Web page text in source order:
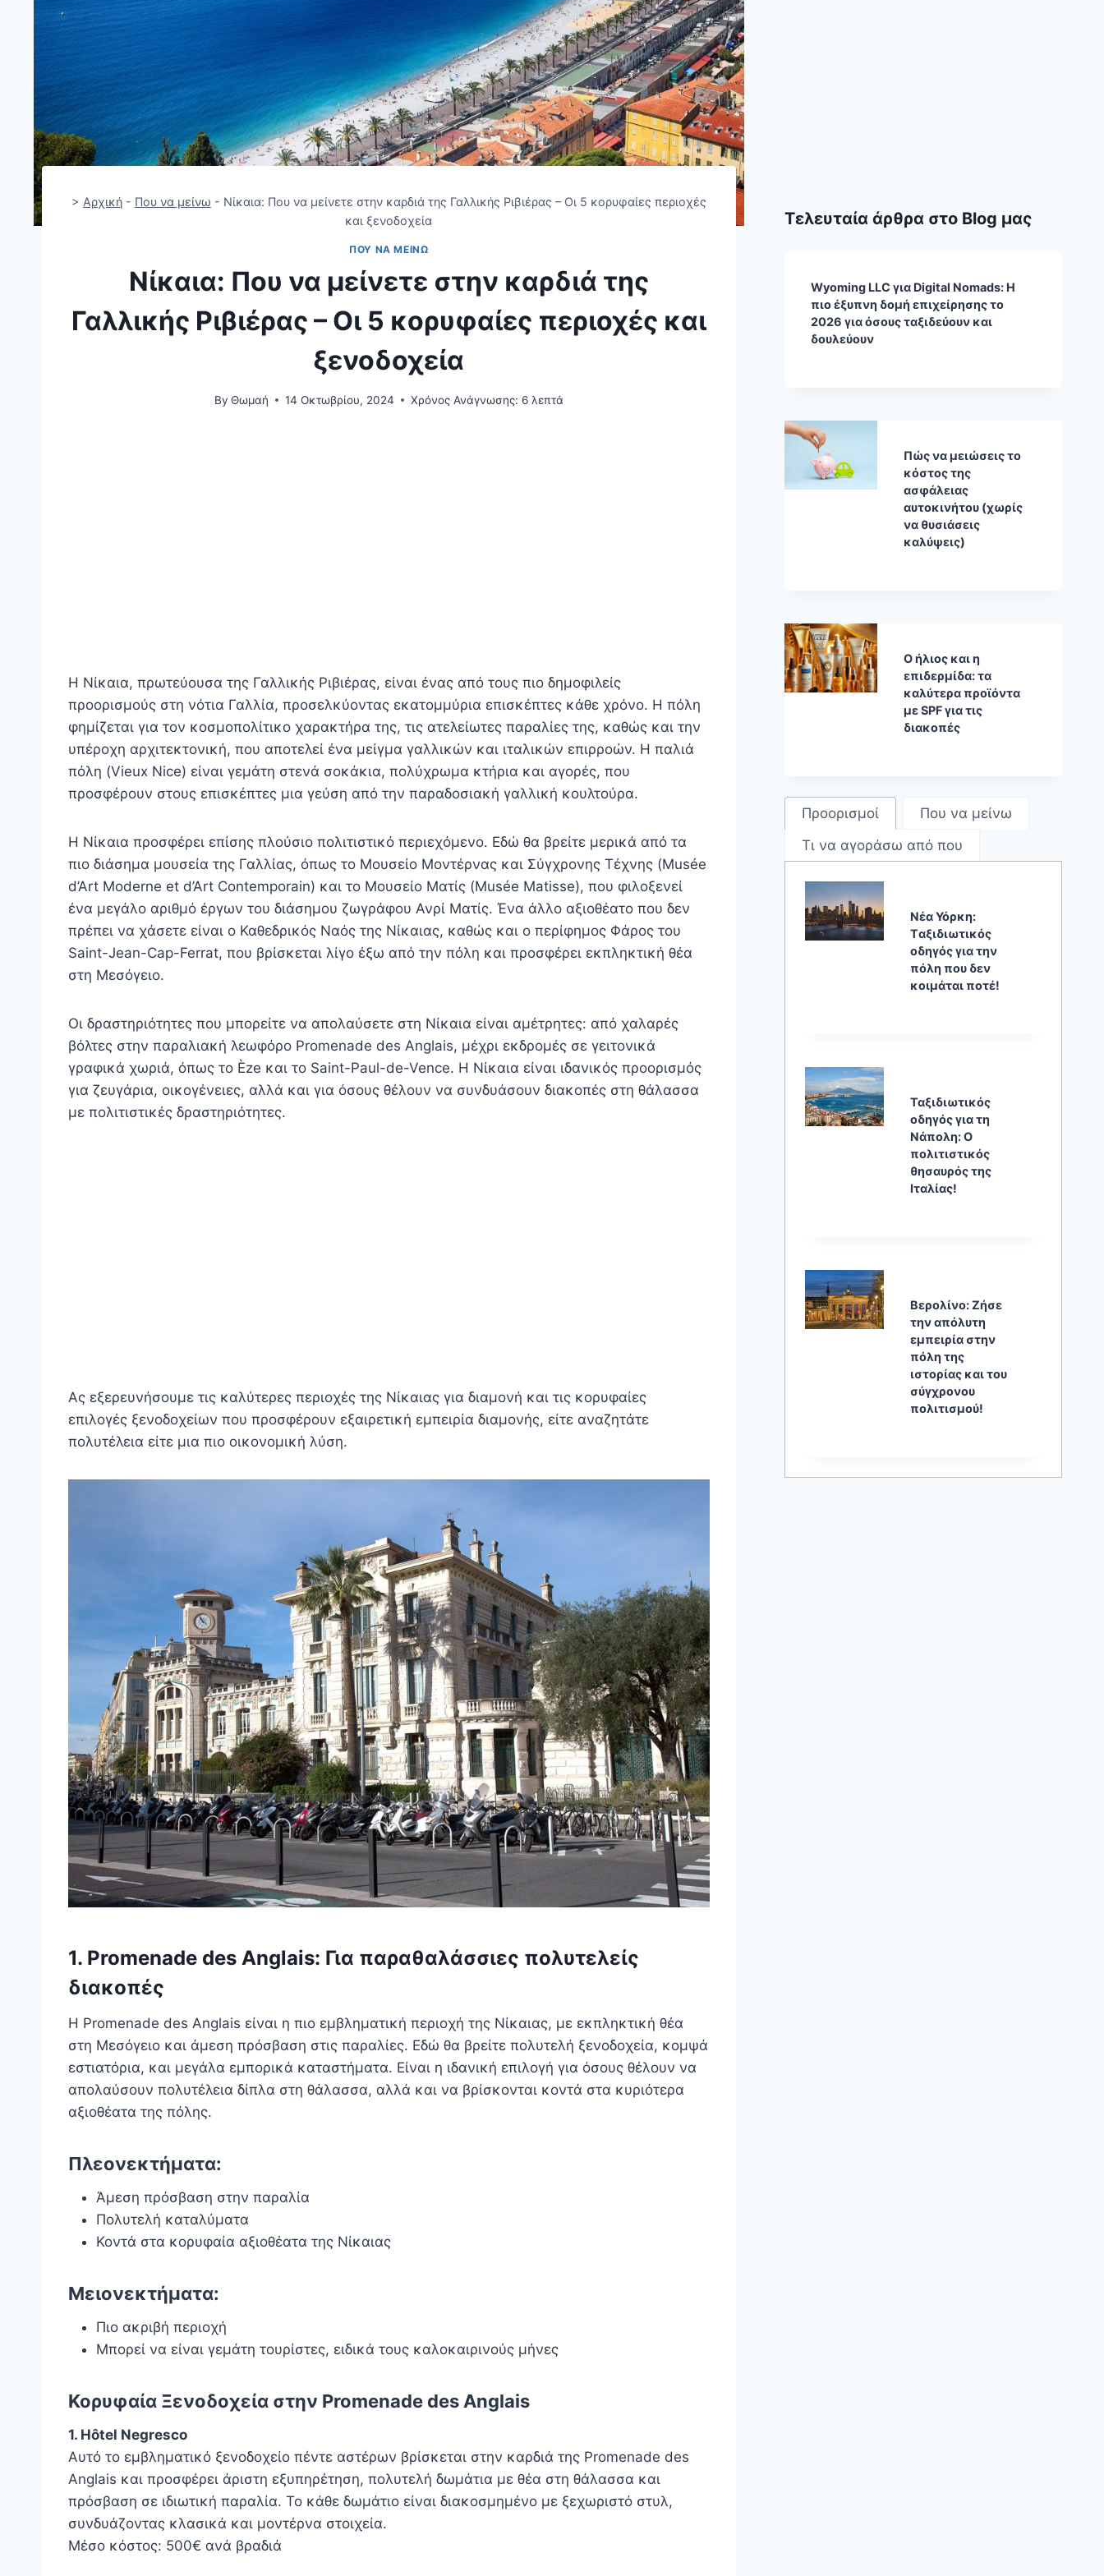
> Αρχική- Που να μείνω - Νίκαια: Που να μείνετε στην καρδιά της Γαλλικής Ριβιέρας – Οι 5 κορυφαίες περιοχές
και ξενοδοχεία
ΠΟΥ ΝΑ ΜΕΊΝΩ
Νίκαια: Που να μείνετε στην καρδιά της
Γαλλικής Ριβιέρας – Οι 5 κορυφαίες περιοχές και
ξενοδοχεία
By Θωμαή 14 Οκτωβρίου, 2024 Χρόνος Ανάγνωσης: 6 λεπτά
Η Νίκαια, πρωτεύουσα της Γαλλικής Ριβιέρας, είναι ένας από τους πιο δημοφιλείς
προορισμούς στη νότια Γαλλία, προσελκύοντας εκατομμύρια επισκέπτες κάθε χρόνο. Η πόλη
φημίζεται για τον κοσμοπολίτικο χαρακτήρα της, τις ατελείωτες παραλίες της, καθώς και την
υπέροχη αρχιτεκτονική, που αποτελεί ένα μείγμα γαλλικών και ιταλικών επιρροών. Η παλιά
πόλη (Vieux Nice) είναι γεμάτη στενά σοκάκια, πολύχρωμα κτήρια και αγορές, που
προσφέρουν στους επισκέπτες μια γεύση από την παραδοσιακή γαλλική κουλτούρα.
Η Νίκαια προσφέρει επίσης πλούσιο πολιτιστικό περιεχόμενο. Εδώ θα βρείτε μερικά από τα
πιο διάσημα μουσεία της Γαλλίας, όπως το Μουσείο Μοντέρνας και Σύγχρονης Τέχνης (Musée
d’Art Moderne et d’Art Contemporain) και το Μουσείο Ματίς (Musée Matisse), που φιλοξενεί
ένα μεγάλο αριθμό έργων του διάσημου ζωγράφου Ανρί Ματίς. Ένα άλλο αξιοθέατο που δεν
πρέπει να χάσετε είναι ο Καθεδρικός Ναός της Νίκαιας, καθώς και ο περίφημος Φάρος του
Saint-Jean-Cap-Ferrat, που βρίσκεται λίγο έξω από την πόλη και προσφέρει εκπληκτική θέα
στη Μεσόγειο.
Οι δραστηριότητες που μπορείτε να απολαύσετε στη Νίκαια είναι αμέτρητες: από χαλαρές
βόλτες στην παραλιακή λεωφόρο Promenade des Anglais, μέχρι εκδρομές σε γειτονικά
γραφικά χωριά, όπως το Èze και το Saint-Paul-de-Vence. Η Νίκαια είναι ιδανικός προορισμός
για ζευγάρια, οικογένειες, αλλά και για όσους θέλουν να συνδυάσουν διακοπές στη θάλασσα
με πολιτιστικές δραστηριότητες.
Ας εξερευνήσουμε τις καλύτερες περιοχές της Νίκαιας για διαμονή και τις κορυφαίες
επιλογές ξενοδοχείων που προσφέρουν εξαιρετική εμπειρία διαμονής, είτε αναζητάτε
πολυτέλεια είτε μια πιο οικονομική λύση.
1. Promenade des Anglais: Για παραθαλάσσιες πολυτελείς
διακοπές
Η Promenade des Anglais είναι η πιο εμβληματική περιοχή της Νίκαιας, με εκπληκτική θέα
στη Μεσόγειο και άμεση πρόσβαση στις παραλίες. Εδώ θα βρείτε πολυτελή ξενοδοχεία, κομψά
εστιατόρια, και μεγάλα εμπορικά καταστήματα. Είναι η ιδανική επιλογή για όσους θέλουν να
απολαύσουν πολυτέλεια δίπλα στη θάλασσα, αλλά και να βρίσκονται κοντά στα κυριότερα
αξιοθέατα της πόλης.
Πλεονεκτήματα:
Άμεση πρόσβαση στην παραλία
Πολυτελή καταλύματα
Κοντά στα κορυφαία αξιοθέατα της Νίκαιας
Μειονεκτήματα:
Πιο ακριβή περιοχή
Μπορεί να είναι γεμάτη τουρίστες, ειδικά τους καλοκαιρινούς μήνες
Κορυφαία Ξενοδοχεία στην Promenade des Anglais
1. Hôtel Negresco
Αυτό το εμβληματικό ξενοδοχείο πέντε αστέρων βρίσκεται στην καρδιά της Promenade des
Anglais και προσφέρει άριστη εξυπηρέτηση, πολυτελή δωμάτια με θέα στη θάλασσα και
πρόσβαση σε ιδιωτική παραλία. Το κάθε δωμάτιο είναι διακοσμημένο με ξεχωριστό στυλ,
συνδυάζοντας κλασικά και μοντέρνα στοιχεία.
Μέσο κόστος: 500€ ανά βραδιά
Τελευταία άρθρα στο Blog μας
Wyoming LLC για Digital Nomads: Η
πιο έξυπνη δομή επιχείρησης το
2026 για όσους ταξιδεύουν και
δουλεύουν
Πώς να μειώσεις το
κόστος της
ασφάλειας
αυτοκινήτου (χωρίς
να θυσιάσεις
καλύψεις)
Ο ήλιος και η
επιδερμίδα: τα
καλύτερα προϊόντα
με SPF για τις
διακοπές
Προορισμοί
Που να μείνω
Τι να αγοράσω από που
Νέα Υόρκη:
Tαξιδιωτικός
οδηγός για την
πόλη που δεν
κοιμάται ποτέ!
Ταξιδιωτικός
οδηγός για τη
Νάπολη: Ο
πολιτιστικός
θησαυρός της
Ιταλίας!
Βερολίνο: Ζήσε
την απόλυτη
εμπειρία στην
πόλη της
ιστορίας και του
σύγχρονου
πολιτισμού!